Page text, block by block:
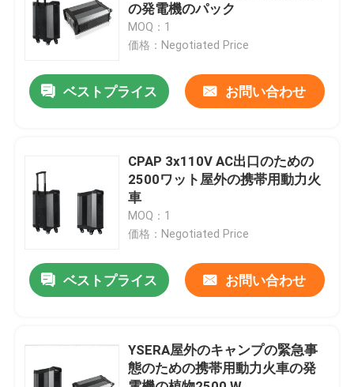
企業情報
会社案内
お問い合わせ
ニュース
太陽発電機の場所
太陽電池パネルの発電機
の発電機のパック
MOQ：1
価格：Negotiated Price
ベストプライス お問い合わせ
CPAP 3x110V AC出口のための
2500ワット屋外の携帯用動力火
車
MOQ：1
価格：Negotiated Price
ベストプライス お問い合わせ
YSERA屋外のキャンプの緊急事
態のための携帯用動力火車の発